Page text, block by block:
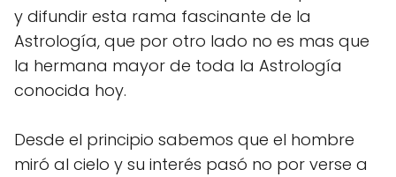
y difundir esta rama fascinante de la
Astrología, que por otro lado no es mas que
la hermana mayor de toda la Astrología
conocida hoy.
Desde el principio sabemos que el hombre
miró al cielo y su interés pasó no por verse a